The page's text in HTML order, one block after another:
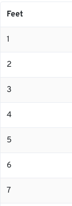
Feet
1
2
3
4
5
6
7